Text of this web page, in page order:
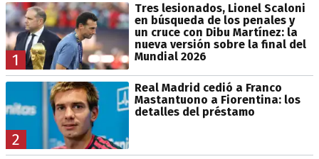
1
Tres lesionados, Lionel Scaloni
en búsqueda de los penales y
un cruce con Dibu Martínez: la
nueva versión sobre la final del
Mundial 2026
2
Real Madrid cedió a Franco
Mastantuono a Fiorentina: los
detalles del préstamo